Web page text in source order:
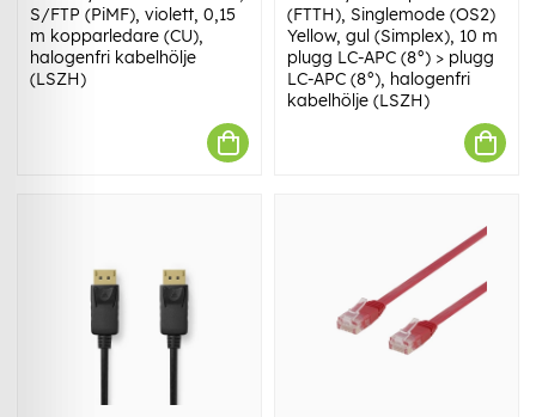
S/FTP (PiMF), violett, 0,15
m kopparledare (CU),
halogenfri kabelhölje
(LSZH)
(FTTH), Singlemode (OS2)
Yellow, gul (Simplex), 10 m
plugg LC-APC (8°) > plugg
LC-APC (8°), halogenfri
kabelhölje (LSZH)